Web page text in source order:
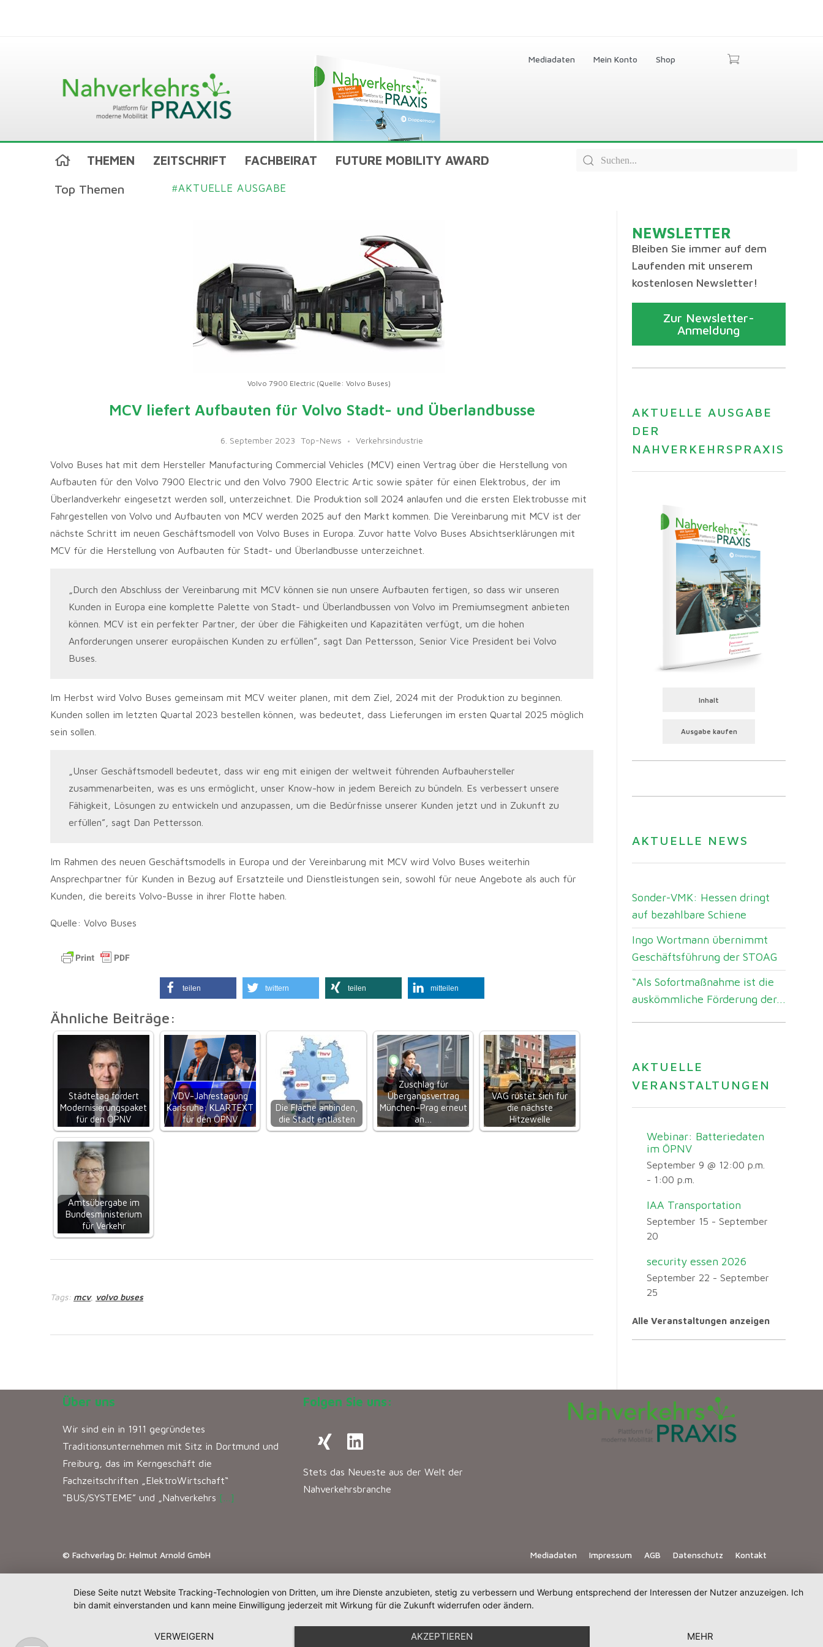
Mediadaten Mein Konto Shop
THEMEN ZEITSCHRIFT FACHBEIRAT FUTURE MOBILITY AWARD
Top Themen #AKTUELLE AUSGABE
Volvo 7900 Electric (Quelle: Volvo Buses)
MCV liefert Aufbauten für Volvo Stadt- und Überlandbusse
6. September 2023 Top-News Verkehrsindustrie
Volvo Buses hat mit dem Hersteller Manufacturing Commercial Vehicles (MCV) einen Vertrag über die Herstellung von
Aufbauten für den Volvo 7900 Electric und den Volvo 7900 Electric Artic sowie später für einen Elektrobus, der im
Überlandverkehr eingesetzt werden soll, unterzeichnet. Die Produktion soll 2024 anlaufen und die ersten Elektrobusse mit
Fahrgestellen von Volvo und Aufbauten von MCV werden 2025 auf den Markt kommen. Die Vereinbarung mit MCV ist der
nächste Schritt im neuen Geschäftsmodell von Volvo Buses in Europa. Zuvor hatte Volvo Buses Absichtserklärungen mit
MCV für die Herstellung von Aufbauten für Stadt- und Überlandbusse unterzeichnet.
„Durch den Abschluss der Vereinbarung mit MCV können sie nun unsere Aufbauten fertigen, so dass wir unseren
Kunden in Europa eine komplette Palette von Stadt- und Überlandbussen von Volvo im Premiumsegment anbieten
können. MCV ist ein perfekter Partner, der über die Fähigkeiten und Kapazitäten verfügt, um die hohen
Anforderungen unserer europäischen Kunden zu erfüllen”, sagt Dan Pettersson, Senior Vice President bei Volvo
Buses.
Im Herbst wird Volvo Buses gemeinsam mit MCV weiter planen, mit dem Ziel, 2024 mit der Produktion zu beginnen.
Kunden sollen im letzten Quartal 2023 bestellen können, was bedeutet, dass Lieferungen im ersten Quartal 2025 möglich
sein sollen.
„Unser Geschäftsmodell bedeutet, dass wir eng mit einigen der weltweit führenden Aufbauhersteller
zusammenarbeiten, was es uns ermöglicht, unser Know-how in jedem Bereich zu bündeln. Es verbessert unsere
Fähigkeit, Lösungen zu entwickeln und anzupassen, um die Bedürfnisse unserer Kunden jetzt und in Zukunft zu
erfüllen”, sagt Dan Pettersson.
Im Rahmen des neuen Geschäftsmodells in Europa und der Vereinbarung mit MCV wird Volvo Buses weiterhin
Ansprechpartner für Kunden in Bezug auf Ersatzteile und Dienstleistungen sein, sowohl für neue Angebote als auch für
Kunden, die bereits Volvo-Busse in ihrer Flotte haben.
Quelle: Volvo Buses
teilen twittern teilen mitteilen
Ähnliche Beiträge:
Städtetag fordert
Modernisierungspaket
für den ÖPNV
VDV-Jahrestagung
Karlsruhe: KLARTEXT
für den ÖPNV
Die Fläche anbinden,
die Stadt entlasten
Zuschlag für
Übergangsvertrag
München–Prag erneut
an…
VAG rüstet sich für
die nächste
Hitzewelle
Amtsübergabe im
Bundesministerium
für Verkehr
Tags: mcv, volvo buses
NEWSLETTER
Bleiben Sie immer auf dem
Laufenden mit unserem
kostenlosen Newsletter!
Zur Newsletter-
Anmeldung
AKTUELLE AUSGABE
DER
NAHVERKEHRSPRAXIS
Inhalt
Ausgabe kaufen
AKTUELLE NEWS
Sonder-VMK: Hessen dringt
auf bezahlbare Schiene
Ingo Wortmann übernimmt
Geschäftsführung der STOAG
“Als Sofortmaßnahme ist die
auskömmliche Förderung der...
AKTUELLE
VERANSTALTUNGEN
Webinar: Batteriedaten
im ÖPNV
September 9 @ 12:00 p.m.
- 1:00 p.m.
IAA Transportation
September 15 - September
20
security essen 2026
September 22 - September
25
Alle Veranstaltungen anzeigen
Über uns
Wir sind ein in 1911 gegründetes
Traditionsunternehmen mit Sitz in Dortmund und
Freiburg, das im Kerngeschäft die
Fachzeitschriften „ElektroWirtschaft“
“BUS/SYSTEME” und „Nahverkehrs […]
Folgen Sie uns:
Stets das Neueste aus der Welt der
Nahverkehrsbranche
© Fachverlag Dr. Helmut Arnold GmbH Mediadaten Impressum AGB Datenschutz Kontakt
Diese Seite nutzt Website Tracking-Technologien von Dritten, um ihre Dienste anzubieten, stetig zu verbessern und Werbung entsprechend der Interessen der Nutzer anzuzeigen. Ich
bin damit einverstanden und kann meine Einwilligung jederzeit mit Wirkung für die Zukunft widerrufen oder ändern.
VERWEIGERN AKZEPTIEREN MEHR